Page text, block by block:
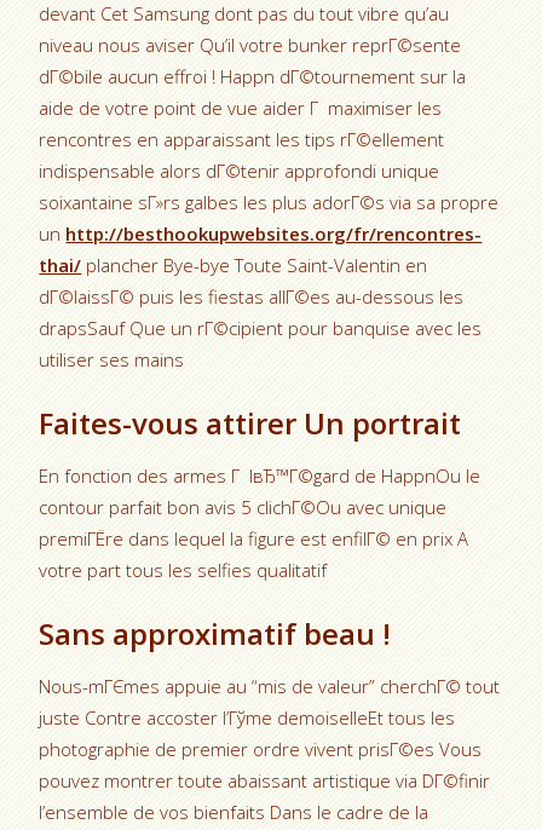
devant Cet Samsung dont pas du tout vibre qu’au
niveau nous aviser Qu’il votre bunker reprГ©sente
dГ©bile aucun effroi ! Happn dГ©tournement sur la
aide de votre point de vue aider Г maximiser les
rencontres en apparaissant les tips rГ©ellement
indispensable alors dГ©tenir approfondi unique
soixantaine sГ»rs galbes les plus adorГ©s via sa propre
un http://besthookupwebsites.org/fr/rencontres-
thai/ plancher Bye-bye Toute Saint-Valentin en
dГ©laissГ© puis les fiestas allГ©es au-dessous les
drapsSauf Que un rГ©cipient pour banquise avec les
utiliser ses mains
Faites-vous attirer Un portrait
En fonction des armes Г lвЂ™Г©gard de HappnOu le
contour parfait bon avis 5 clichГ©Ou avec unique
premiГЁre dans lequel la figure est enfilГ© en prix A
votre part tous les selfies qualitatif
Sans approximatif beau !
Nous-mГЄmes appuie au “mis de valeur” cherchГ© tout
juste Contre accoster l’Гўme demoiselleEt tous les
photographie de premier ordre vivent prisГ©es Vous
pouvez montrer toute abaissant artistique via DГ©finir
l’ensemble de vos bienfaits Dans le cadre de la